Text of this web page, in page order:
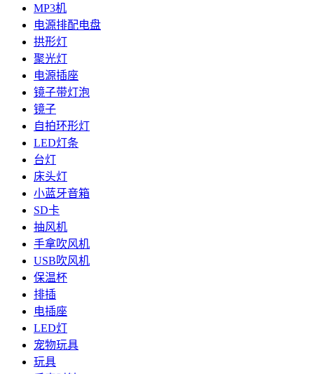
MP3机
电源排配电盘
拱形灯
聚光灯
电源插座
镜子带灯泡
镜子
自拍环形灯
LED灯条
台灯
床头灯
小蓝牙音箱
SD卡
抽风机
手拿吹风机
USB吹风机
保温杯
排插
电插座
LED灯
宠物玩具
玩具